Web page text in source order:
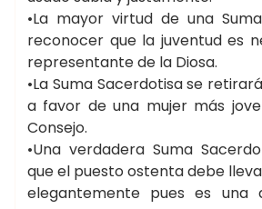
•La mayor virtud de una
reconocer que la juventud es
representante de la Diosa.
•La Suma Sacerdotisa se
a favor de una mujer más
Consejo.
•Una verdadera Suma
que el puesto ostenta debe
elegantemente pues es una